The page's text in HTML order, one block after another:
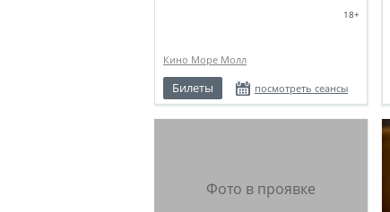
18+
Кино Море Молл
Билеты посмотреть сеансы